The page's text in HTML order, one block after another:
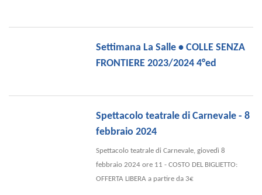
Settimana La Salle • COLLE SENZA
FRONTIERE 2023/2024 4°ed
Spettacolo teatrale di Carnevale - 8
febbraio 2024
Spettacolo teatrale di Carnevale, giovedì 8
febbraio 2024 ore 11 - COSTO DEL BIGLIETTO:
OFFERTA LIBERA a partire da 3€